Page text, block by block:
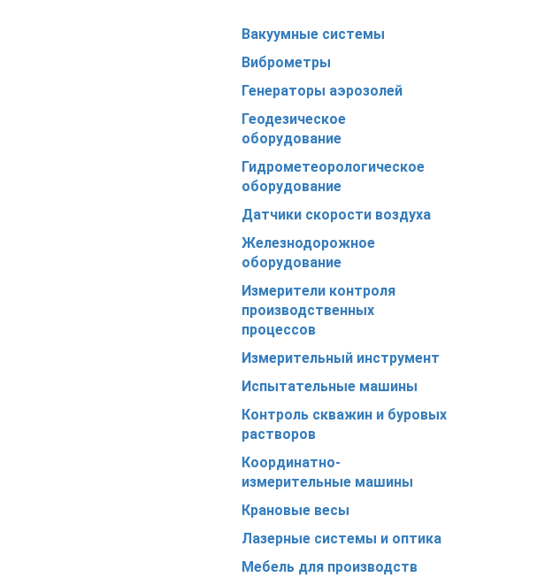
Вакуумные системы
Виброметры
Генераторы аэрозолей
Геодезическое
оборудование
Гидрометеорологическое
оборудование
Датчики скорости воздуха
Железнодорожное
оборудование
Измерители контроля
производственных
процессов
Измерительный инструмент
Испытательные машины
Контроль скважин и буровых
растворов
Координатно-
измерительные машины
Крановые весы
Лазерные системы и оптика
Мебель для производств